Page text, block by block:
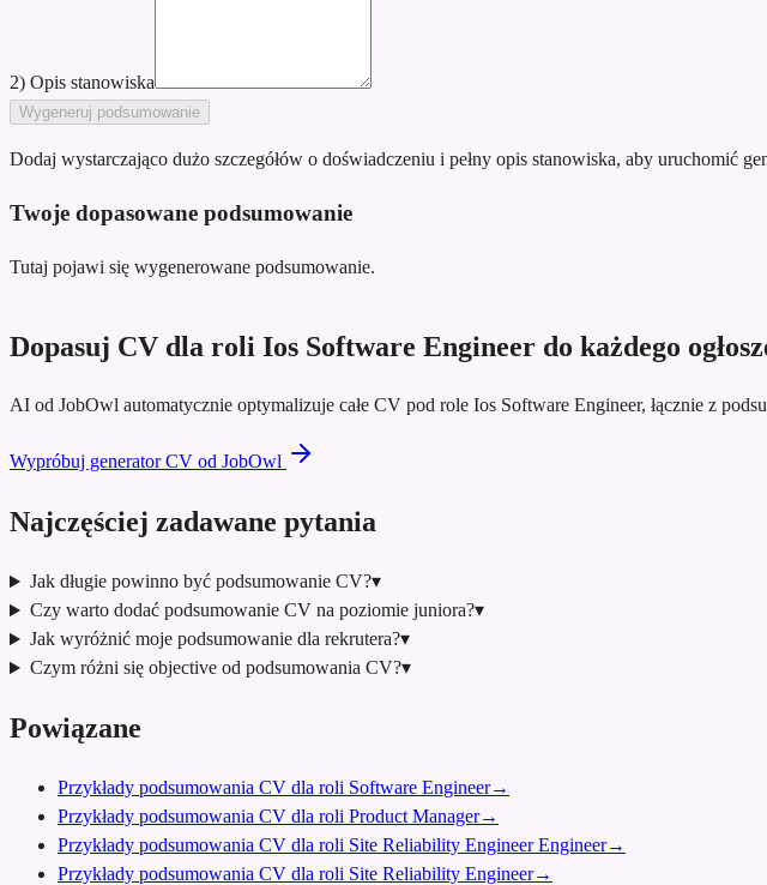
2) Opis stanowiska
Wygeneruj podsumowanie
Dodaj wystarczająco dużo szczegółów o doświadczeniu i pełny opis stanowiska, aby uruchomić
Twoje dopasowane podsumowanie
Tutaj pojawi się wygenerowane podsumowanie.
Dopasuj CV dla roli Ios Software Engineer do każdego
AI od JobOwl automatycznie optymalizuje całe CV pod role Ios Software Engineer, łącznie z
Wypróbuj generator CV od JobOwl
Najczęściej zadawane pytania
Jak długie powinno być podsumowanie CV?▾
Czy warto dodać podsumowanie CV na poziomie juniora?▾
Jak wyróżnić moje podsumowanie dla rekrutera?▾
Czym różni się objective od podsumowania CV?▾
Powiązane
Przykłady podsumowania CV dla roli Software Engineer→
Przykłady podsumowania CV dla roli Product Manager→
Przykłady podsumowania CV dla roli Site Reliability Engineer Engineer→
Przykłady podsumowania CV dla roli Site Reliability Engineer→